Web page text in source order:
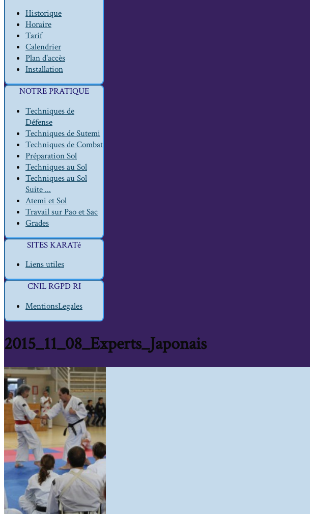
Historique
Horaire
Tarif
Calendrier
Plan d'accès
Installation
NOTRE PRATIQUE
Techniques de
Défense
Techniques de Sutemi
Techniques de Combat
Préparation Sol
Techniques au Sol
Techniques au Sol
Suite ...
Atemi et Sol
Travail sur Pao et Sac
Grades
SITES KARATé
Liens utiles
CNIL RGPD RI
MentionsLegales
2015_11_08_Experts_Japonais